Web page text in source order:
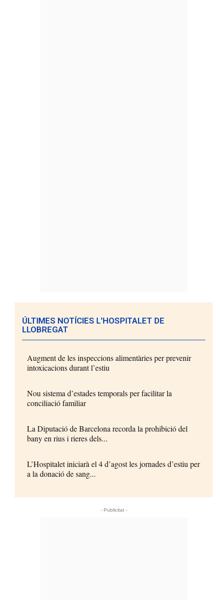
ÚLTIMES NOTÍCIES L'HOSPITALET DE
LLOBREGAT
Augment de les inspeccions alimentàries per prevenir
intoxicacions durant l’estiu
Nou sistema d’estades temporals per facilitar la
conciliació familiar
La Diputació de Barcelona recorda la prohibició del
bany en rius i rieres dels...
L’Hospitalet iniciarà el 4 d’agost les jornades d’estiu per
a la donació de sang...
- Publicitat -